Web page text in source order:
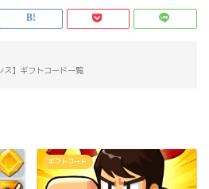
ス】ギフトコード一覧
ギフトコード